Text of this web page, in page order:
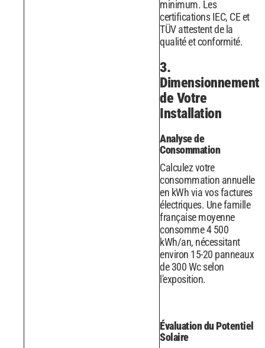
minimum. Les
certifications IEC, CE et
TÜV attestent de la
qualité et conformité.
3.
Dimensionnement
de Votre
Installation
Analyse de
Consommation
Calculez votre
consommation annuelle
en kWh via vos factures
électriques. Une famille
française moyenne
consomme 4 500
kWh/an, nécessitant
environ 15-20 panneaux
de 300 Wc selon
l'exposition.
Évaluation du Potentiel
Solaire